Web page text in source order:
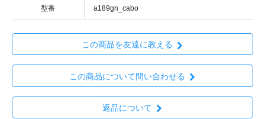
型番 a189gn_cabo
この商品を友達に教える
この商品について問い合わせる
返品について